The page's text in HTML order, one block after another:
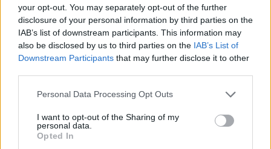
your opt-out. You may separately opt-out of the further
disclosure of your personal information by third parties on the
IAB’s list of downstream participants. This information may
also be disclosed by us to third parties on the IAB’s List of
Downstream Participants that may further disclose it to other
Please note that this website/app uses one or more Google
not limited to your visit or usage behaviour. You may click to
grant or deny consent to Google and its third-party tags to
use your data for below specified purposes in below Google
Personal Data Processing Opt Outs
I want to opt-out of the Sharing of my
personal data.
Opted In